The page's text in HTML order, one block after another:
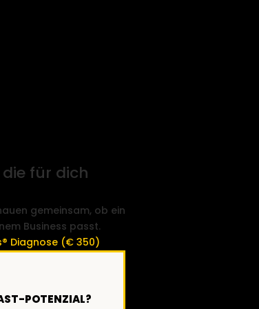
für dich
gemeinsam, ob ein
Business passt.
Diagnose (€ 350)
POTENZIAL?